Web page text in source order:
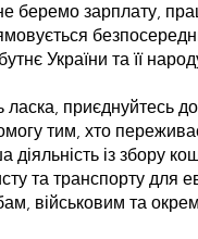
беремо зарплату,
України та її
ласка, приєднуйтесь
тим, хто
діяльність із збору
та транспорту для
військовим та